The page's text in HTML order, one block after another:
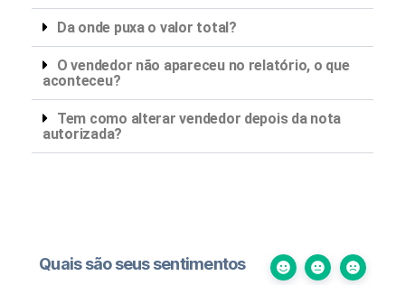
Da onde puxa o valor total?
O vendedor não apareceu no relatório, o que
aconteceu?
Tem como alterar vendedor depois da nota
autorizada?
Quais são seus sentimentos